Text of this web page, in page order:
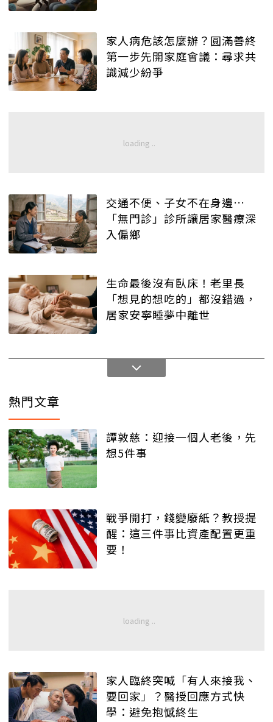
家人病危該怎麼辦？圓滿善終
第一步先開家庭會議：尋求共
識減少紛爭
交通不便、子女不在身邊…
「無門診」診所讓居家醫療深
入偏鄉
生命最後沒有臥床！老里長
「想見的想吃的」都沒錯過，
居家安寧睡夢中離世
熱門文章
譚敦慈：迎接一個人老後，先
想5件事
戰爭開打，錢變廢紙？教授提
醒：這三件事比資產配置更重
要！
家人臨終突喊「有人來接我、
要回家」？醫授回應方式快
學：避免抱憾終生